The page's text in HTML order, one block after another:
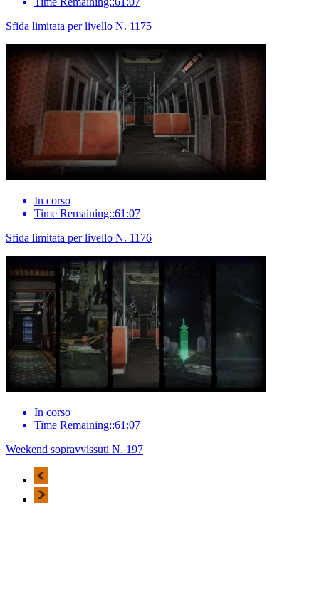
Sfida limitata per livello N. 1175
In corso
Time Remaining::61:07
Sfida limitata per livello N. 1176
In corso
Time Remaining::61:07
Weekend sopravvissuti N. 197